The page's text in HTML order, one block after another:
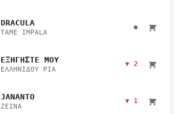
DRACULA
TAME IMPALA
●
ΕΞΗΓΗΣΤΕ ΜΟΥ
ΕΛΛΗΝΙΔΟΥ ΡΙΑ
▼ 2
JANANTO
ZEINA
▼ 1